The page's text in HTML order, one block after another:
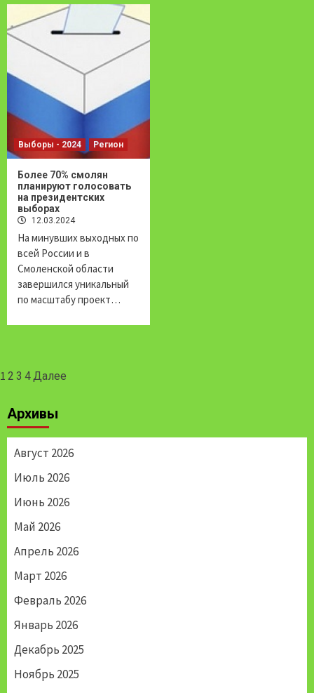
Выборы - 2024 Регион
Более 70% смолян
планируют голосовать
на президентских
выборах
12.03.2024
На минувших выходных по
всей России и в
Смоленской области
завершился уникальный
по масштабу проект…
Навигация
записям
1 2 3 4 Далее
Архивы
Август 2026
Июль 2026
Июнь 2026
Май 2026
Апрель 2026
Март 2026
Февраль 2026
Январь 2026
Декабрь 2025
Ноябрь 2025